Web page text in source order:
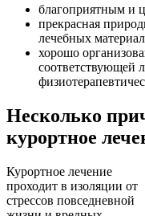
благоприятным и
прекрасная
лечебных
хорошо
соответствующей
Несколько
курортное
Курортное лечение
проходит в изоляции от
стрессов повседневной